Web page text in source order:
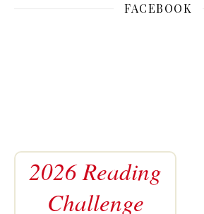
FACEBOOK
2026 Reading
Challenge